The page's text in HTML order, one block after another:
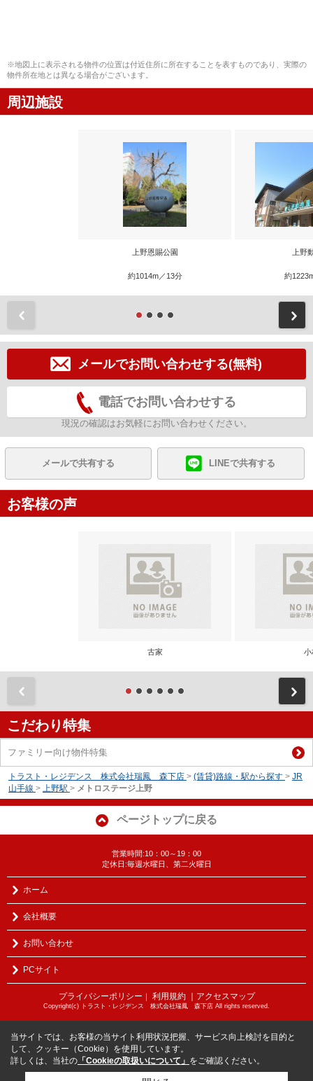
※地図上に表示される物件の位置は付近住所に所在することを表すものであり、実際の
物件所在地とは異なる場合がございます。
周辺施設
上野恩賜公園
約1014m／13分
上野
約
メールでお問い合わせする(無料)
電話でお問い合わせする
現況の確認はお気軽にお問い合わせください。
メールで共有する LINEで共有する
お客様の声
古家 小
こだわり特集
ファミリー向け物件特集
トラスト・レジデンス 株式会社瑞鳳 森下店 > (賃貸)路線・駅から探す > JR
山手線 > 上野駅 > メトロステージ上野
ページトップに戻る
営業時間:10：00～19：00
定休日:毎週水曜日、第二火曜日
ホーム
会社概要
お問い合わせ
PCサイト
プライバシーポリシー 利用規約 ｜アクセスマップ
Copyright(c) トラスト・レジデンス 株式会社瑞鳳 森下店 All rights reserved.
当サイトでは、お客様の当サイト利用状況把握、サービス向上検討を目的と
して、クッキー（Cookie）を使用しています。
詳しくは、当社の 「Cookieの取扱いについて」 をご確認ください。